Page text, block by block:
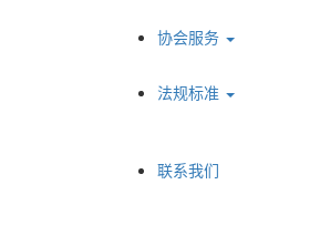
协会服务
法规标准
联系我们